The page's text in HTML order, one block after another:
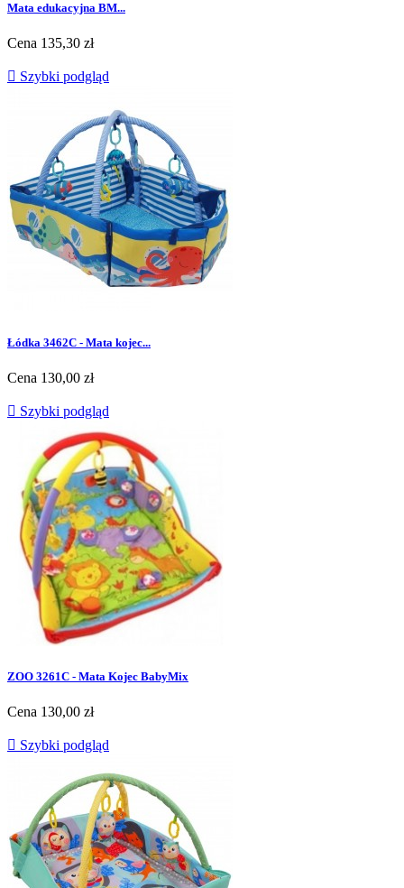
Mata edukacyjna BM...
Cena 135,30 zł
 Szybki podgląd
Łódka 3462C - Mata kojec...
Cena 130,00 zł
 Szybki podgląd
ZOO 3261C - Mata Kojec BabyMix
Cena 130,00 zł
 Szybki podgląd